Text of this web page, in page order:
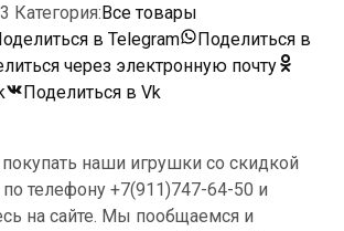
Категория:Все товары
в Telegram
Поделиться в
через электронную почту
Поделиться в Vk
наши игрушки со скидкой
по телефону +7(911)747-64-50 и
на сайте. Мы пообщаемся и